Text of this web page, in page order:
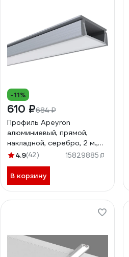
-11%
610 ₽684 ₽
Профиль Apeyron
алюминиевый, прямой,
накладной, серебро, 2 м.,
инд.упак. 3011 08-01
4.9(42) 15829885
В корзину